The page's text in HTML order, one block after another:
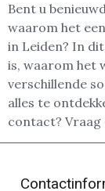
Bent u
waarom het
in Leiden? In
is, waarom het
verschillende
alles te
contact?